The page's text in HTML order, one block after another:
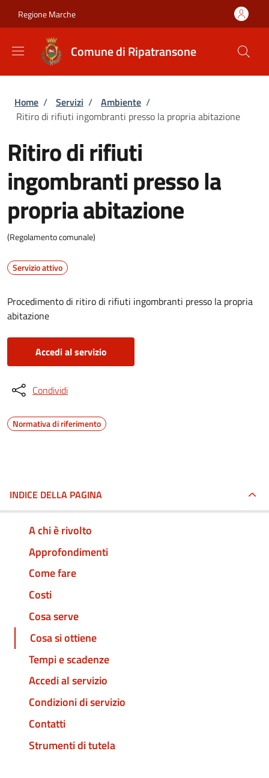
Regione Marche
Comune di Ripatransone
Briciole di pane
Home / Servizi / Ambiente /
Ritiro di rifiuti ingombranti presso la propria abitazione
Ritiro di rifiuti
ingombranti presso la
propria abitazione
(Regolamento comunale)
Servizio attivo
Procedimento di ritiro di rifiuti ingombranti presso la propria
abitazione
Accedi al servizio
Condividi
Normativa di riferimento
INDICE DELLA PAGINA
A chi è rivolto
Approfondimenti
Come fare
Costi
Cosa serve
Cosa si ottiene
Tempi e scadenze
Accedi al servizio
Condizioni di servizio
Contatti
Strumenti di tutela